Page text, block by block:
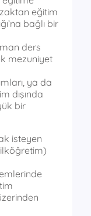
eğitim
bağlı bir
ders
mezuniyet
ya da
dışında
bir
isteyen